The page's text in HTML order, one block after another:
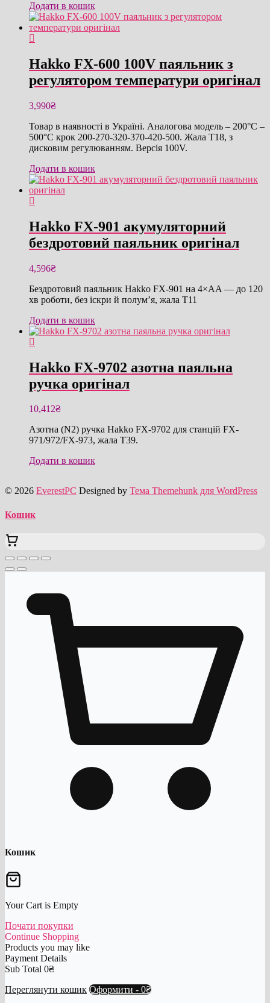
Додати в кошик
Hakko FX-600 100V паяльник з
регулятором температури оригінал
3,990₴
Товар в наявності в Україні. Аналогова модель – 200°C –
500°C крок 200-270-320-370-420-500. Жала T18, з
дисковим регулюванням. Версія 100V.
Додати в кошик
Hakko FX-901 акумуляторний
бездротовий паяльник оригінал
4,596₴
Бездротовий паяльник Hakko FX-901 на 4×AA — до 120
хв роботи, без іскри й полум’я, жала T11
Додати в кошик
Hakko FX-9702 азотна паяльна
ручка оригінал
10,412₴
Азотна (N2) ручка Hakko FX-9702 для станцій FX-
971/972/FX-973, жала T39.
Додати в кошик
© 2026 EverestPC Designed by Тема Themehunk для WordPress
Кошик
Кошик
Your Cart is Empty
Почати покупки
Continue Shopping
Products you may like
Payment Details
Sub Total 0₴
Переглянути кошик Оформити - 0₴